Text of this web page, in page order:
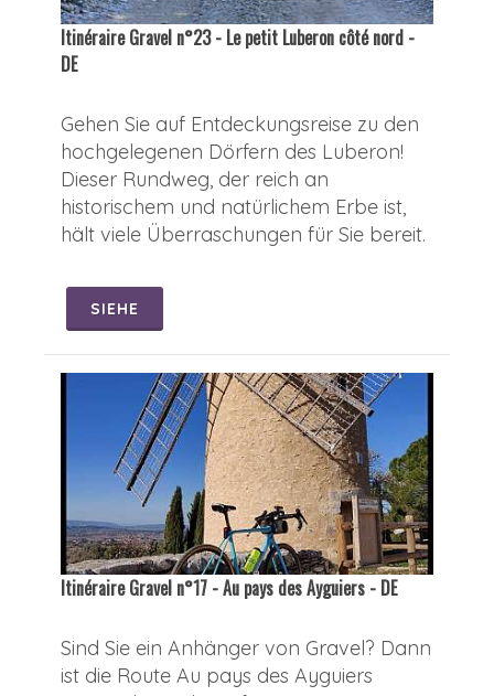
Itinéraire Gravel n°23 - Le petit Luberon côté nord -
DE
Gehen Sie auf Entdeckungsreise zu den
hochgelegenen Dörfern des Luberon!
Dieser Rundweg, der reich an
historischem und natürlichem Erbe ist,
hält viele Überraschungen für Sie bereit.
SIEHE
Itinéraire Gravel n°17 - Au pays des Ayguiers - DE
Sind Sie ein Anhänger von Gravel? Dann
ist die Route Au pays des Ayguiers